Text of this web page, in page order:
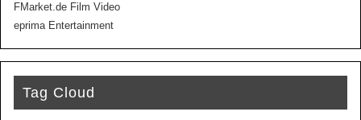
FMarket.de Film Video
eprima Entertainment
Tag Cloud